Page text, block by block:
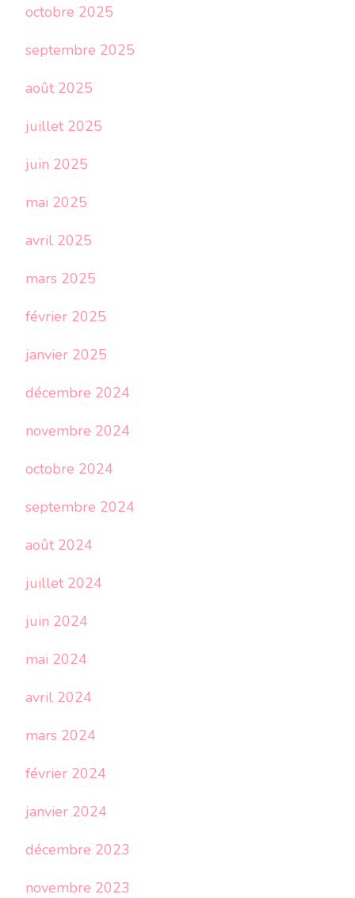
octobre 2025
septembre 2025
août 2025
juillet 2025
juin 2025
mai 2025
avril 2025
mars 2025
février 2025
janvier 2025
décembre 2024
novembre 2024
octobre 2024
septembre 2024
août 2024
juillet 2024
juin 2024
mai 2024
avril 2024
mars 2024
février 2024
janvier 2024
décembre 2023
novembre 2023